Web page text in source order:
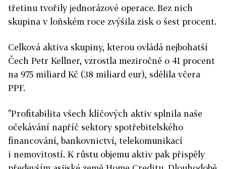
třetinu tvořily jednorázové operace. Bez nich
skupina v loňském roce zvýšila zisk o šest procent.
Celková aktiva skupiny, kterou ovládá nejbohatší
Čech Petr Kellner, vzrostla meziročně o 41 procent
na 975 miliard Kč (38 miliard eur), sdělila včera
PPF.
"Profitabilita všech klíčových aktiv splnila naše
očekávání napříč sektory spotřebitelského
financování, bankovnictví, telekomunikací
i nemovitostí. K růstu objemu aktiv pak přispěly